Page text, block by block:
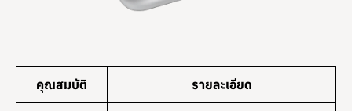
คุณสมบัติ รายละเอียด